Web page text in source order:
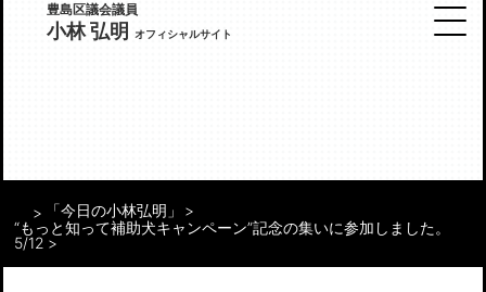
豊島区議会議員
小林 弘明 オフィシャルサイト
「今日の小林弘明」
“もっと知って補助犬キャンペーン”記念の集いに参加しました。
5/12